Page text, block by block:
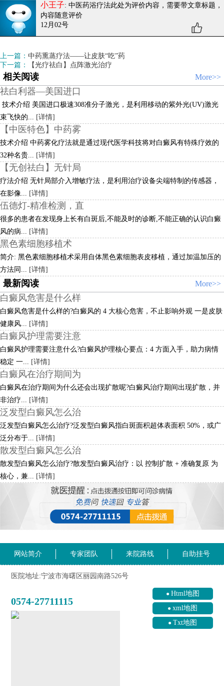
小王子: 中医药浴疗法此处为评价内容，需要带文章标题，
内容随意评价
12月02号
上一篇： 中药熏蒸疗法——让皮肤“吃”药
下一篇：
【光疗祛白】点阵激光治疗
相关阅读 More>>
祛白利器—美国进口
​ 技术介绍 美国进口极速308准分子激光，是利用移动的紫外光(UV)激光
束飞快的...
[详情]
【中医特色】中药雾
技术介绍 中药雾化疗法就是通过现代医学科技将对白癜风有特殊疗效的
32种名贵...
[详情]
【无创祛白】无针局
疗法介绍 无针局部介入增敏疗法，是利用治疗设备尖端特制的传感器，
在影像...
[详情]
伍德灯-精准检测，直
很多的患者在发现身上长有白斑后,不能及时的诊断,不能正确的认识白癜
风的病...
[详情]
黑色素细胞移植术
简介: 黑色素细胞移植术采用自体黑色素细胞表皮移植，通过加温加压的
方法同...
[详情]
最新阅读 More>>
白癜风危害是什么样
白癜风危害是什么样的?白癜风的 4 大核心危害，不止影响外观 一是皮肤
健康风...
[详情]
白癜风护理需要注意
白癜风护理需要注意什么?白癜风护理核心要点：4 方面入手，助力病情
稳定 一...
[详情]
白癜风在治疗期间为
白癜风在治疗期间为什么还会出现扩散呢?白癜风治疗期间出现扩散，并
非治疗...
[详情]
泛发型白癜风怎么治
泛发型白癜风怎么治疗?泛发型白癜风指白斑面积超体表面积 50%，或广
泛分布于...
[详情]
散发型白癜风怎么治
散发型白癜风怎么治疗?散发型白癜风治疗：以 控制扩散 + 准确复原 为
核心，兼...
[详情]
网站简介 专家团队 来院路线 自助挂号
医院地址:宁波市海曙区丽园南路526号
0574-27711115
Html地图
xml地图
Txt地图